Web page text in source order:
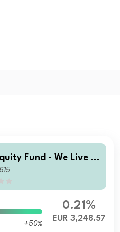
Fund - We Live R
Investing Classic
+50%
0.21%
EUR 3,248.57